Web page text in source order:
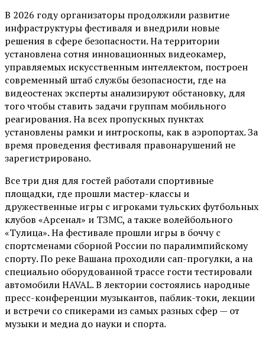
В 2026 году организаторы продолжили развитие
инфраструктуры фестиваля и внедрили новые
решения в сфере безопасности. На территории
установлена сотня инновационных видеокамер,
управляемых искусственным интеллектом, построен
современный штаб службы безопасности, где на
видеостенах эксперты анализируют обстановку, для
того чтобы ставить задачи группам мобильного
реагирования. На всех пропускных пунктах
установлены рамки и интроскопы, как в аэропортах. За
время проведения фестиваля правонарушений не
зарегистрировано.
Все три дня для гостей работали спортивные
площадки, где прошли мастер-классы и
дружественные игры с игроками тульских футбольных
клубов «Арсенал» и ТЗМС, а также волейбольного
«Тулица». На фестивале прошли игры в боччу с
спортсменами сборной России по паралимпийскому
спорту. По реке Вашана проходили сап-прогулки, а на
специально оборудованной трассе гости тестировали
автомобили HAVAL. В лектории состоялись народные
пресс-конференции музыкантов, паблик-токи, лекции
и встречи со спикерами из самых разных сфер — от
музыки и медиа до науки и спорта.